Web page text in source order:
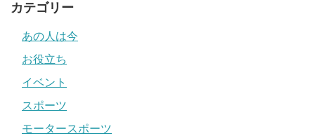
カテゴリー
あの人は今
お役立ち
イベント
スポーツ
モータースポーツ